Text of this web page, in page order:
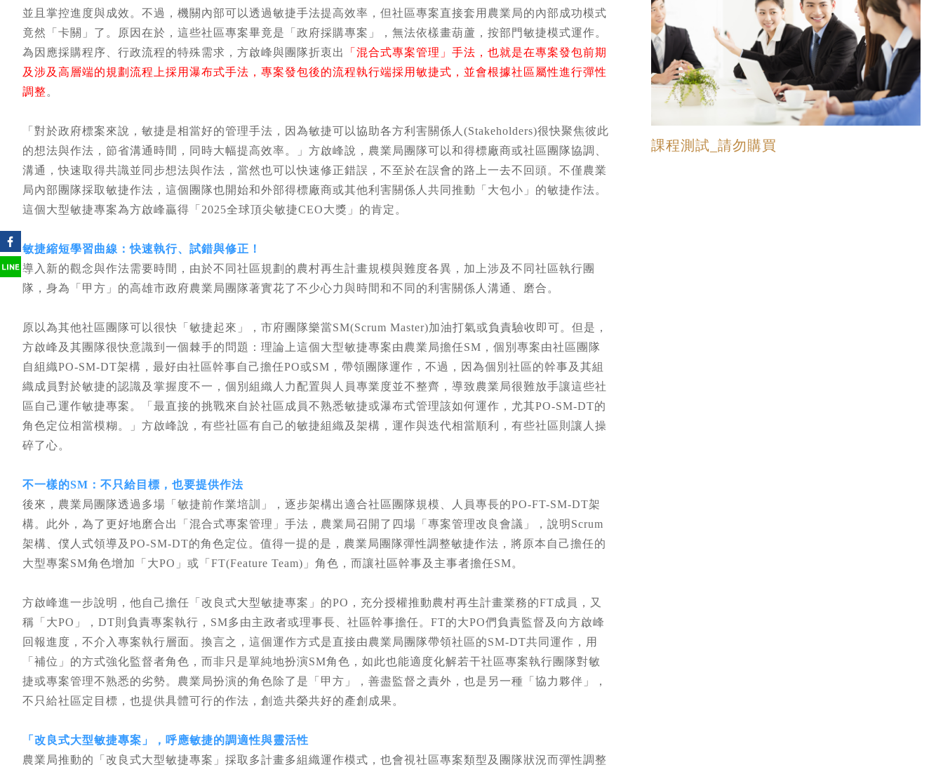
並且掌控進度與成效。不過，機關內部可以透過敏捷手法提高效率，但社區專案直接套用農業局的內部成功模式
竟然「卡關」了。原因在於，這些社區專案畢竟是「政府採購專案」，無法依樣畫葫蘆，按部門敏捷模式運作。
為因應採購程序、行政流程的特殊需求，方啟峰與團隊折衷出
「混合式專案管理」手法，也就是在專案發包前期
及涉及高層端的規劃流程上採用瀑布式手法，專案發包後的流程執行端採用敏捷式，並會根據社區屬性進行彈性
調整。
「對於政府標案來說，敏捷是相當好的管理手法，因為敏捷可以協助各方利害關係人(Stakeholders)很快聚焦彼此
的想法與作法，節省溝通時間，同時大幅提高效率。」方啟峰說，農業局團隊可以和得標廠商或社區團隊協調、
溝通，快速取得共識並同步想法與作法，當然也可以快速修正錯誤，不至於在誤會的路上一去不回頭。不僅農業
局內部團隊採取敏捷作法，這個團隊也開始和外部得標廠商或其他利害關係人共同推動「大包小」的敏捷作法。
這個大型敏捷專案為方啟峰贏得「2025全球頂尖敏捷CEO大獎」的肯定。
敏捷縮短學習曲線：快速執行、試錯與修正！
導入新的觀念與作法需要時間，由於不同社區規劃的農村再生計畫規模與難度各異，加上涉及不同社區執行團
隊，身為「甲方」的高雄市政府農業局團隊著實花了不少心力與時間和不同的利害關係人溝通、磨合。
原以為其他社區團隊可以很快「敏捷起來」，市府團隊樂當SM(Scrum Master)加油打氣或負責驗收即可。但是，
方啟峰及其團隊很快意識到一個棘手的問題：理論上這個大型敏捷專案由農業局擔任SM，個別專案由社區團隊
自組織PO-SM-DT架構，最好由社區幹事自己擔任PO或SM，帶領團隊運作，不過，因為個別社區的幹事及其組
織成員對於敏捷的認識及掌握度不一，個別組織人力配置與人員專業度並不整齊，導致農業局很難放手讓這些社
區自己運作敏捷專案。「最直接的挑戰來自於社區成員不熟悉敏捷或瀑布式管理該如何運作，尤其PO-SM-DT的
角色定位相當模糊。」方啟峰說，有些社區有自己的敏捷組織及架構，運作與迭代相當順利，有些社區則讓人操
碎了心。
不一樣的SM：不只給目標，也要提供作法
後來，農業局團隊透過多場「敏捷前作業培訓」，逐步架構出適合社區團隊規模、人員專長的PO-FT-SM-DT架
構。此外，為了更好地磨合出「混合式專案管理」手法，農業局召開了四場「專案管理改良會議」，說明Scrum
架構、僕人式領導及PO-SM-DT的角色定位。值得一提的是，農業局團隊彈性調整敏捷作法，將原本自己擔任的
大型專案SM角色增加「大PO」或「FT(Feature Team)」角色，而讓社區幹事及主事者擔任SM。
方啟峰進一步說明，他自己擔任「改良式大型敏捷專案」的PO，充分授權推動農村再生計畫業務的FT成員，又
稱「大PO」，DT則負責專案執行，SM多由主政者或理事長、社區幹事擔任。FT的大PO們負責監督及向方啟峰
回報進度，不介入專案執行層面。換言之，這個運作方式是直接由農業局團隊帶領社區的SM-DT共同運作，用
「補位」的方式強化監督者角色，而非只是單純地扮演SM角色，如此也能適度化解若干社區專案執行團隊對敏
捷或專案管理不熟悉的劣勢。農業局扮演的角色除了是「甲方」，善盡監督之責外，也是另一種「協力夥伴」，
不只給社區定目標，也提供具體可行的作法，創造共榮共好的產創成果。
「改良式大型敏捷專案」，呼應敏捷的調適性與靈活性
農業局推動的「改良式大型敏捷專案」採取多計畫多組織運作模式，也會視社區專案類型及團隊狀況而彈性調整
課程測試_請勿購買